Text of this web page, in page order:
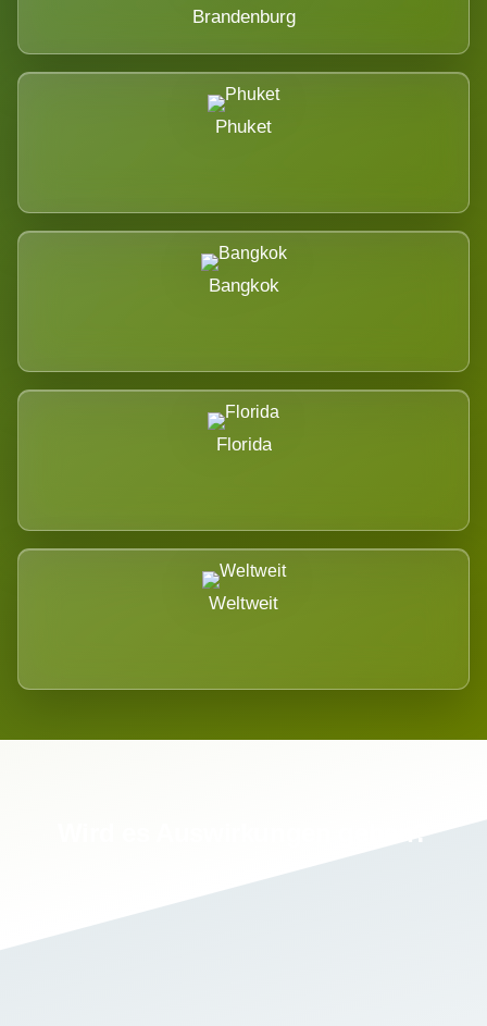
Brandenburg
Phuket
Bangkok
Florida
Weltweit
Wird es Auswirkungen geben?